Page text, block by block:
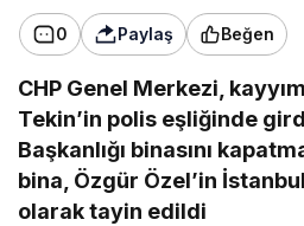
0 Paylaş Beğen
CHP Genel Merkezi,
Tekin’in polis eşliğinde
Başkanlığı binasını
bina, Özgür Özel’in
olarak tayin edildi